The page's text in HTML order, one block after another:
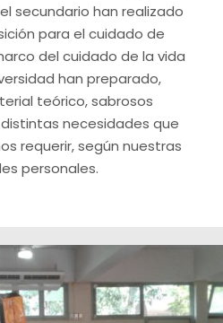
secundario han realizado
para el cuidado de
del cuidado de la vida
han preparado,
teórico, sabrosos
necesidades que
requerir, según nuestras
personales.​